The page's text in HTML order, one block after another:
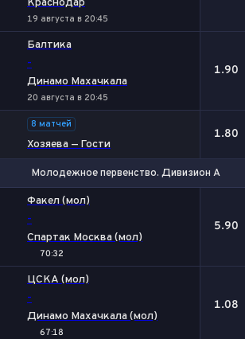
Краснодар
19 августа в 20:45
Балтика
-
Динамо Махачкала
20 августа в 20:45
1.90
8 матчей
Хозяева — Гости
1.80
Молодежное первенство. Дивизион А
Факел (мол)
-
Спартак Москва (мол)
70:32
5.90
ЦСКА (мол)
-
Динамо Махачкала (мол)
67:18
1.08